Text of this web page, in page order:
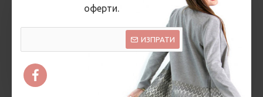
оферти.
ИЗПРАТИ
Дълга черна
пайети и тюл Nicole
214.74 € (420.00 лв.)
Рени Стил Русе
Керемидена дамска
рокля от велур
38.35 € (75.00 лв.)